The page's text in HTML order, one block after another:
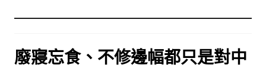
廢寢忘食、不修邊幅都只是對中